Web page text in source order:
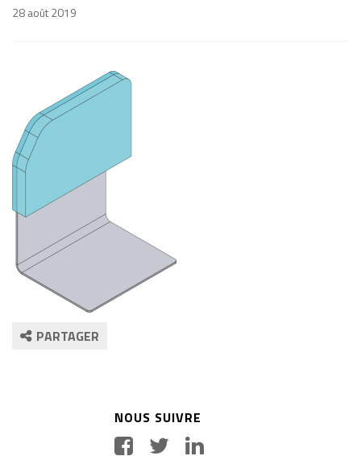
28 août 2019
PARTAGER
NOUS SUIVRE